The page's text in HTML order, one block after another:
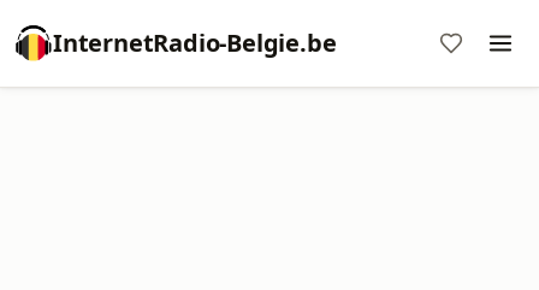
InternetRadio-Belgie.be